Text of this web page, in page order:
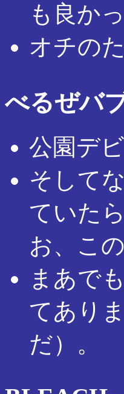
も良か
オチの
べるぜバ
公園デ
そして
ていた
お、こ
まあで
てあり
だ）。